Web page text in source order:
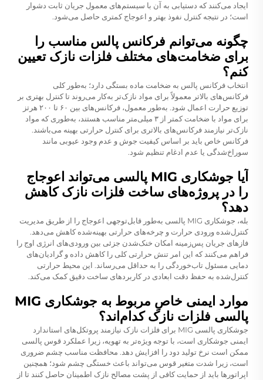
ایجاد می‌کنند که دستیابی به آن با سیستم‌های معمول جریان ثابت دشوار
است؛ در نتیجه کنترل نفوذ بهتر و اعوجاج کمتری حاصل می‌شود.
چگونه می‌توانم فرکانس پالس مناسب را
برای ضخامت‌های مختلف فلزات نازک تعیین
کنم؟
انتخاب فرکانس پالس به ضخامت ماده بستگی دارد؛ به‌طور کلی
فرکانس‌های بالاتر معمولاً برای مواد نازک‌تر به‌کار می‌روند تا کنترل بهتری بر
توزیع حرارت اعمال شود. به‌طور معمول، فرکانس‌های بین ۶۰ تا ۲۰۰ هرتز
برای مواد با ضخامت کمتر از ۳ میلی‌متر مناسب هستند، به‌طوری که مواد
نازک‌تر نیازمند فرکانس‌های بالاتری برای کنترل حرارتی بهینه می‌باشند.
فرکانس خاص باید بر اساس کیفیت جوش و عدم وجود عیوبی مانند
سوراخ‌شدگی یا عدم ادغام تنظیم شود.
آیا جوشکاری MIG پالسی می‌تواند اعوجاج
را در پروژه‌های ساخت فلزات نازک کاهش
دهد؟
بله، جوشکاری MIG پالسی به‌طور قابل‌توجهی اعوجاج را از طریق مدیریت
کنترل‌شده ورودی حرارت و چرخه‌های حرارتی بهینه‌شده کاهش می‌دهد.
فازهای جریان پس‌زمینه امکان خنک‌شدن جزئی بین ورودی‌های انرژی اوج را
فراهم می‌کنند که این امر تنش حرارتی کلی را کاهش داده و گرادیان‌های
دمایی مسئول تاب‌خوردگی را به حداقل می‌رساند. این محیط حرارتی
کنترل‌شده به حفظ دقت ابعادی در کاربردهای ساخت دقیق کمک می‌کند.
موارد ایمنی خاصِ مربوط به جوشکاری MIG
پالسی فلزات نازک کدام‌اند؟
جوشکاری پالسی MIG برای فلزات نازک نیازمند پروتکل‌های استاندارد
ایمنی جوشکاری است، با توجه ویژه‌تر به تهویه، زیرا عملکرد قوس پالسی
ممکن است نرخ تولید دود را افزایش دهد. محافظت مناسب چشم ضروری
است، زیرا شدت متغیر قوس می‌تواند باعث خستگی چشم شود؛ همچنین
اپراتورها باید از حمایت کافی از پشت مصالح نازک اطمینان حاصل کنند تا از